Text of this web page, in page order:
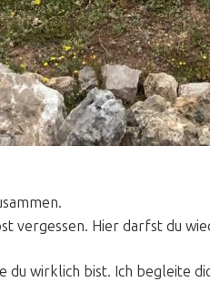
vergessen. Hier darfst du
du wirklich bist. Ich begleite